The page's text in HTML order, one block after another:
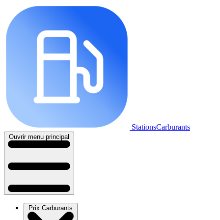
StationsCarburants
Ouvrir menu principal
Prix Carburants